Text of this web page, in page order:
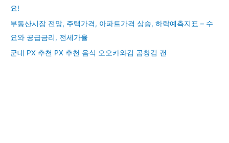
요!
부동산시장 전망, 주택가격, 아파트가격 상승, 하락예측지표 – 수
요와 공급금리, 전세가율
군대 PX 추천 PX 추천 음식 오오카와김 곱창김 캔